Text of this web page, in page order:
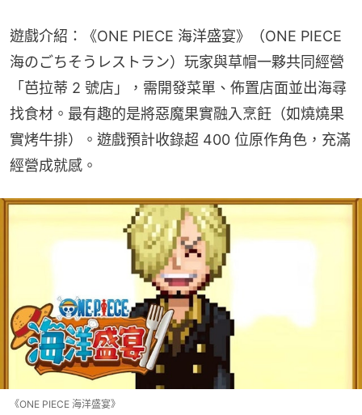
遊戲介紹：《ONE PIECE 海洋盛宴》（ONE PIECE
海のごちそうレストラン）玩家與草帽一夥共同經營
「芭拉蒂 2 號店」，需開發菜單、佈置店面並出海尋
找食材。最有趣的是將惡魔果實融入烹飪（如燒燒果
實烤牛排）。遊戲預計收錄超 400 位原作角色，充滿
經營成就感。
《ONE PIECE 海洋盛宴》